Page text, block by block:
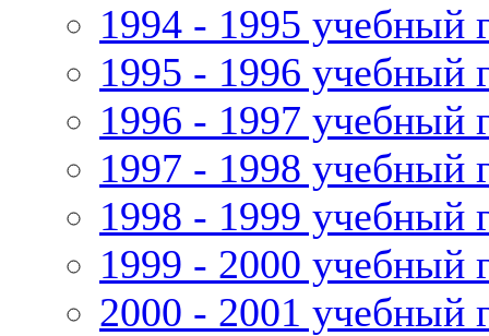
1994 - 1995 учебный
1995 - 1996 учебный
1996 - 1997 учебный
1997 - 1998 учебный
1998 - 1999 учебный
1999 - 2000 учебный
2000 - 2001 учебный